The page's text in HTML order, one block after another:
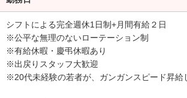
シフトによる完全週休1日制+月間有給２日
※公平な無理のないローテーション制
※有給休暇・慶弔休暇あり
※出戻りスタッフ大歓迎
※20代未経験の若者が、ガンガンスピード昇給